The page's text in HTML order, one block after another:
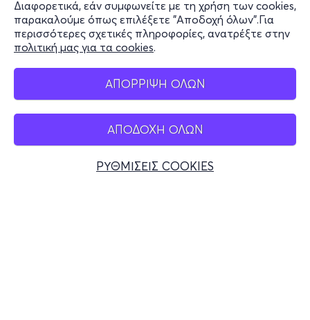
Διαφορετικά, εάν συμφωνείτε με τη χρήση των cookies,
παρακαλούμε όπως επιλέξετε "Αποδοχή όλων".Για
περισσότερες σχετικές πληροφορίες, ανατρέξτε στην
πολιτική μας για τα cookies.
ΑΠΟΡΡΙΨΗ ΟΛΩΝ
ΑΠΟΔΟΧΗ ΟΛΩΝ
ΡΥΘΜΙΣΕΙΣ COOKIES
Stay Connected
Mobile app